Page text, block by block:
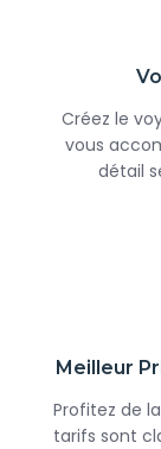
Créez le
vous
détail
Meilleur
Profitez de
tarifs sont